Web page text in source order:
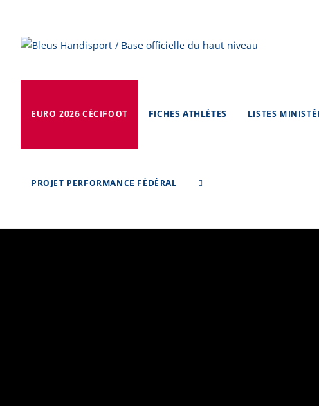
content
EURO 2026 CÉCIFOOT FICHES ATHLÈTES LISTES
PROJET PERFORMANCE FÉDÉRAL